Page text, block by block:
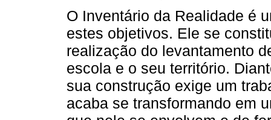
O Inventário da Realidade é
estes objetivos. Ele se
realização do levantamento
escola e o seu território.
sua construção exige um
acaba se transformando em